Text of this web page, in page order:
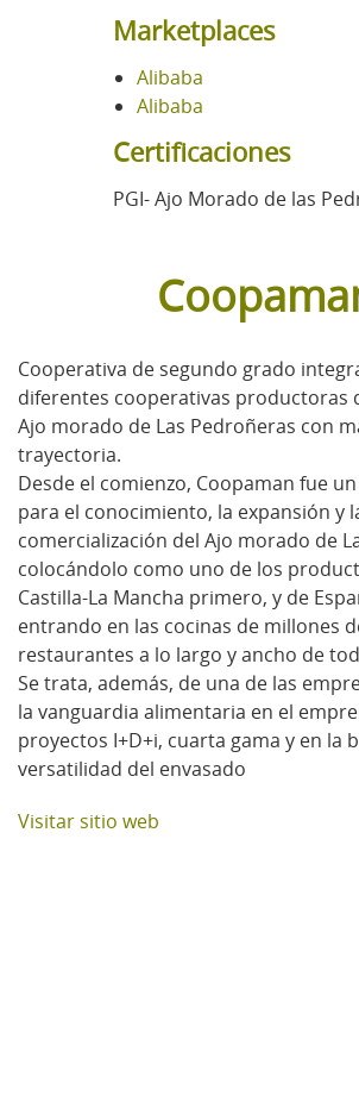
Marketplaces
Alibaba
Alibaba
Certificaciones
PGI- Ajo Morado de las
Cooperativa de segundo grado
diferentes cooperativas productoras
Ajo morado de Las Pedroñeras con
trayectoria.
Desde el comienzo, Coopaman fue
para el conocimiento, la expansión y
comercialización del Ajo morado de
colocándolo como uno de los
Castilla-La Mancha primero, y de
entrando en las cocinas de millones
restaurantes a lo largo y ancho de
Se trata, además, de una de las
la vanguardia alimentaria en el
proyectos I+D+i, cuarta gama y en la
versatilidad del envasado
Visitar sitio web